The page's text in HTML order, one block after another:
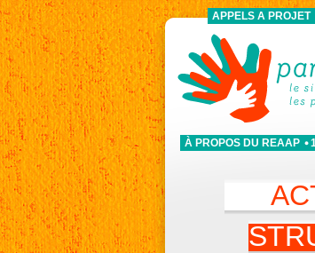
À PROPOS DU REAAP
APPELS A PROJET